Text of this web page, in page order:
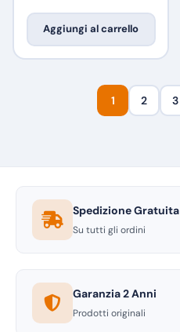
Aggiungi al carrello
1 2 3
Spedizione Gratuita
Su tutti gli ordini
Garanzia 2 Anni
Prodotti originali